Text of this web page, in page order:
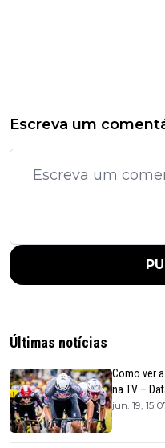
Escreva um
Últimas notícias
Como ver
na TV –
jun. 19,